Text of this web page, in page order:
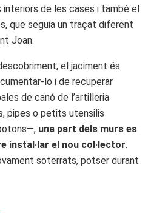
de les cases i també el
que seguia un traçat diferent
Joan.
el jaciment és
lo i de recuperar
de canó de l’artilleria
pipes o petits utensilis
una part dels murs es
instal·lar el nou col·lector.
soterrats, potser durant